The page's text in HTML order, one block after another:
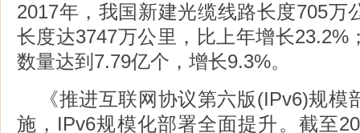
2017年，我国新建光缆线路长度705万
长度达3747万公里，比上年增长23.2%
数量达到7.79亿个，增长9.3%。
《推进互联网协议第六版(IPv6)规
施，IPv6规模化部署全面提升。截至